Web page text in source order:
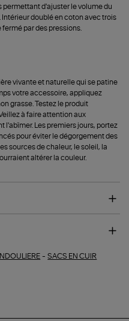
permettant d'ajuster le volume du
doublé en coton avec trois
par des pressions.
vivante et naturelle qui se patine
votre accessoire, appliquez
grasse. Testez le produit
à faire attention aux
l'abîmer. Les premiers jours, portez
pour éviter le dégorgement des
sources de chaleur, le soleil, la
altérer la couleur.
-SACS EN CUIR